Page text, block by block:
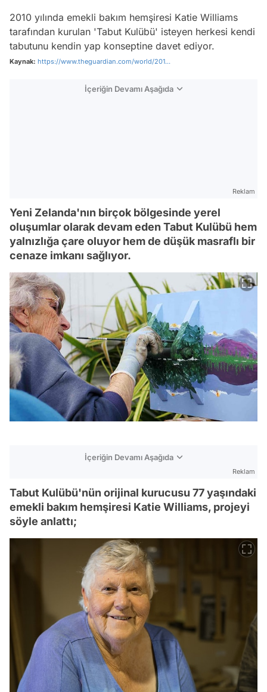
2010 yılında emekli bakım hemşiresi Katie Williams
tarafından kurulan 'Tabut Kulübü' isteyen herkesi kendi
tabutunu kendin yap konseptine davet ediyor.
Kaynak: https://www.theguardian.com/world/201...
İçeriğin Devamı Aşağıda
Reklam
Yeni Zelanda'nın birçok bölgesinde yerel
oluşumlar olarak devam eden Tabut Kulübü hem
yalnızlığa çare oluyor hem de düşük masraflı bir
cenaze imkanı sağlıyor.
İçeriğin Devamı Aşağıda
Reklam
Tabut Kulübü'nün orijinal kurucusu 77 yaşındaki
emekli bakım hemşiresi Katie Williams, projeyi
söyle anlattı;